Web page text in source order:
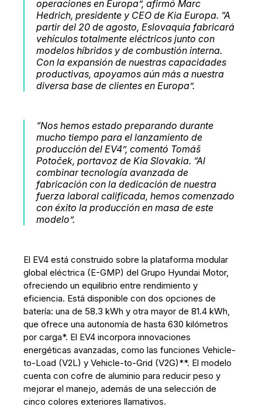
operaciones en Europa”, afirmó Marc
Hedrich, presidente y CEO de Kia Europa. “A
partir del 20 de agosto, Eslovaquia fabricará
vehículos totalmente eléctricos junto con
modelos híbridos y de combustión interna.
Con la expansión de nuestras capacidades
productivas, apoyamos aún más a nuestra
diversa base de clientes en Europa”.
“Nos hemos estado preparando durante
mucho tiempo para el lanzamiento de
producción del EV4”, comentó Tomáš
Potoček, portavoz de Kia Slovakia. “Al
combinar tecnología avanzada de
fabricación con la dedicación de nuestra
fuerza laboral calificada, hemos comenzado
con éxito la producción en masa de este
modelo”.
El EV4 está construido sobre la plataforma modular
global eléctrica (E-GMP) del Grupo Hyundai Motor,
ofreciendo un equilibrio entre rendimiento y
eficiencia. Está disponible con dos opciones de
batería: una de 58.3 kWh y otra mayor de 81.4 kWh,
que ofrece una autonomía de hasta 630 kilómetros
por carga*. El EV4 incorpora innovaciones
energéticas avanzadas, como las funciones Vehicle-
to-Load (V2L) y Vehicle-to-Grid (V2G)**. El modelo
cuenta con cofre de aluminio para reducir peso y
mejorar el manejo, además de una selección de
cinco colores exteriores llamativos.